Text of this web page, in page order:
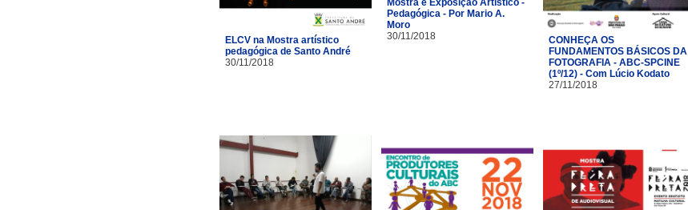
ELCV na Mostra artístico
pedagógica de Santo André
30/11/2018
Pedagógica - Por Mario A.
Moro
30/11/2018
CONHEÇA OS
FUNDAMENTOS BÁSICOS DA
FOTOGRAFIA - ABC-SPCINE
(1º/12) - Com Lúcio Kodato
27/11/2018